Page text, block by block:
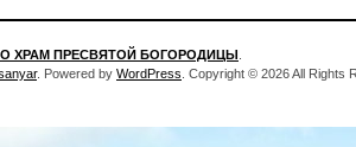
ХРАМ ПРЕСВЯТОЙ БОГОРОДИЦЫ
. Powered by WordPress . Copyright © 2026 All Rights